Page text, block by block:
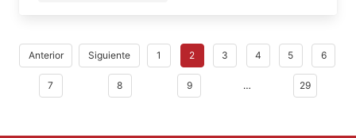
Anterior Siguiente 1 2 3 4 5 6
7 8 9 … 29